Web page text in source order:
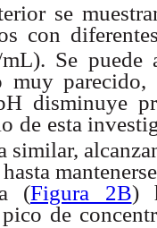
se
con
mL). Se puede
muy parecido,
disminuye
de esta
similar,
hasta
(Figura 2B)
de